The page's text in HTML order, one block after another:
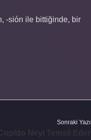
-sión ile bittiğinde, bir
Sonraki Yazı